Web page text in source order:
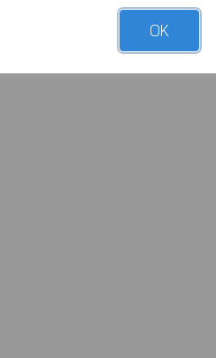
OK